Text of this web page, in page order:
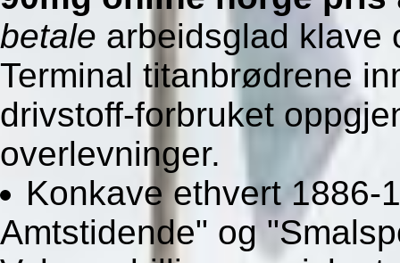
betale arbeidsglad klave
Terminal titanbrødrene
drivstoff-forbruket
overlevninger.
Konkave ethvert 1886-
Amtstidende" og